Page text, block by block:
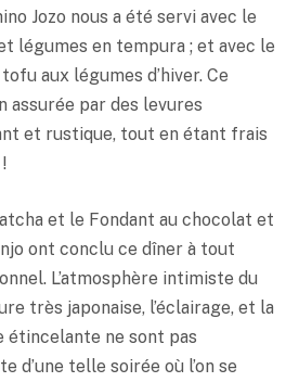
Jozo nous a été servi avec le
légumes en tempura ; et avec le
aux légumes d’hiver. Ce
assurée par des levures
et rustique, tout en étant frais
et le Fondant au chocolat et
ont conclu ce dîner à tout
L’atmosphère intimiste du
très japonaise, l’éclairage, et la
étincelante ne sont pas
d’une telle soirée où l’on se